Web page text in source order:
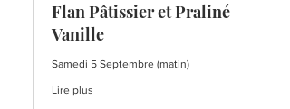
Flan Pâtissier et Praliné
Vanille
Samedi 5 Septembre (matin)
Lire plus